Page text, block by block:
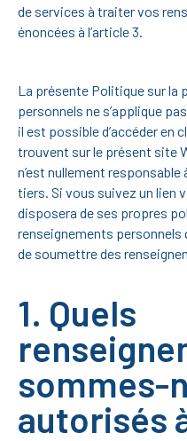
de services à traiter vos
énoncées à l’article 3.
La présente Politique sur la
personnels ne s’applique
il est possible d’accéder en
trouvent sur le présent site
n’est nullement responsable
tiers. Si vous suivez un lien
disposera de ses propres
renseignements personnels
de soumettre des
1. Quels
sommes-
autorisés